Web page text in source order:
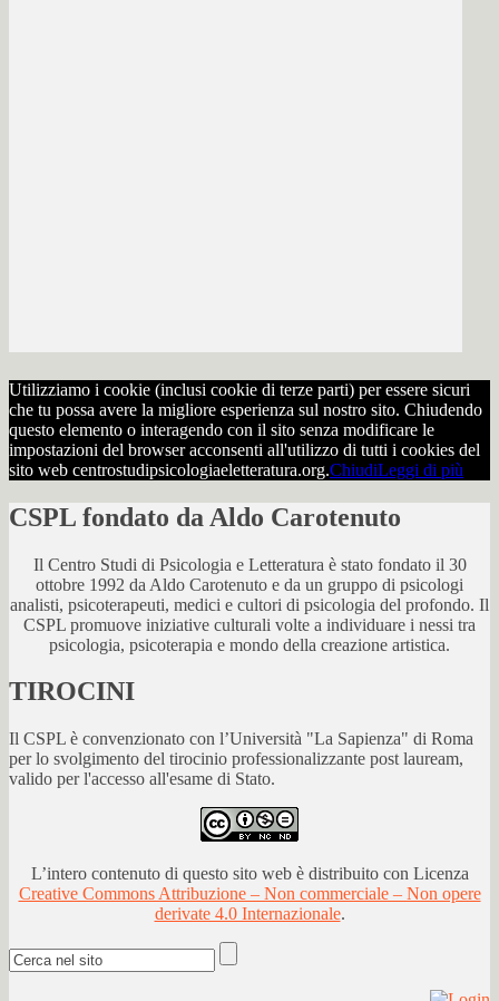
Utilizziamo i cookie (inclusi cookie di terze parti) per essere sicuri
che tu possa avere la migliore esperienza sul nostro sito. Chiudendo
questo elemento o interagendo con il sito senza modificare le
impostazioni del browser acconsenti all'utilizzo di tutti i cookies del
sito web centrostudipsicologiaeletteratura.org.ChiudiLeggi di più
CSPL fondato da Aldo Carotenuto
Il Centro Studi di Psicologia e Letteratura è stato fondato il 30
ottobre 1992 da Aldo Carotenuto e da un gruppo di psicologi
analisti, psicoterapeuti, medici e cultori di psicologia del profondo. Il
CSPL promuove iniziative culturali volte a individuare i nessi tra
psicologia, psicoterapia e mondo della creazione artistica.
TIROCINI
Il CSPL è convenzionato con l’Università "La Sapienza" di Roma
per lo svolgimento del tirocinio professionalizzante post lauream,
valido per l'accesso all'esame di Stato.
L’intero contenuto di questo sito web è distribuito con Licenza
Creative Commons Attribuzione – Non commerciale – Non opere
derivate 4.0 Internazionale.